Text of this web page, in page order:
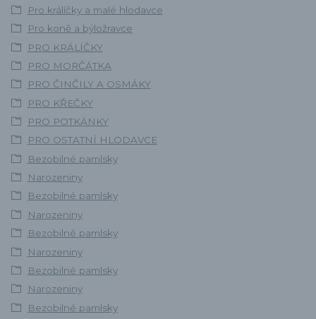
Pro králíčky a malé hlodavce
Pro koně a býložravce
PRO KRÁLÍČKY
PRO MORČÁTKA
PRO ČINČILY A OSMÁKY
PRO KŘEČKY
PRO POTKÁNKY
PRO OSTATNÍ HLODAVCE
Bezobilné pamlsky
Narozeniny
Bezobilné pamlsky
Narozeniny
Bezobilné pamlsky
Narozeniny
Bezobilné pamlsky
Narozeniny
Bezobilné pamlsky